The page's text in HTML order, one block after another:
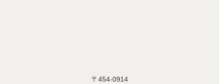
〒454-0914